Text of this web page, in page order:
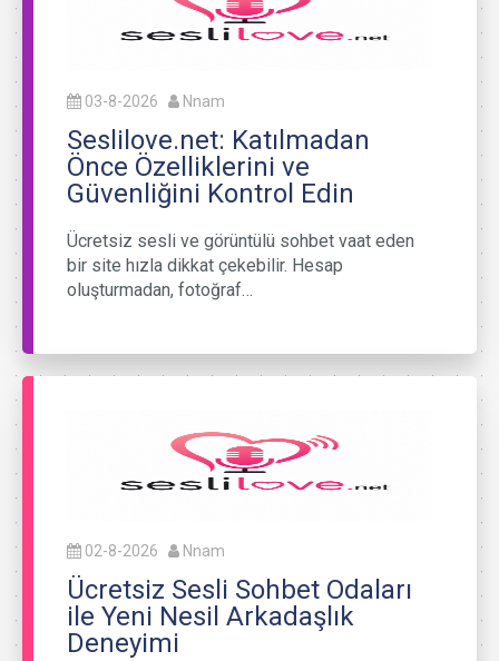
03-8-2026 Nnam
Seslilove.net: Katılmadan
Önce Özelliklerini ve
Güvenliğini Kontrol Edin
Ücretsiz sesli ve görüntülü sohbet vaat eden
bir site hızla dikkat çekebilir. Hesap
oluşturmadan, fotoğraf…
02-8-2026 Nnam
Ücretsiz Sesli Sohbet Odaları
ile Yeni Nesil Arkadaşlık
Deneyimi